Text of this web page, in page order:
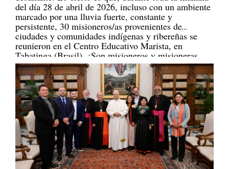
marcado por una lluvia fuerte, constante y
persistente, 30 misioneros/as provenientes de
ciudades y comunidades indígenas y ribereñas se
reunieron en el Centro Educativo Marista, en
Tabatinga (Brasil). ¡Son misioneros y misioneras
portadores/as de esperanza! [REPAM]